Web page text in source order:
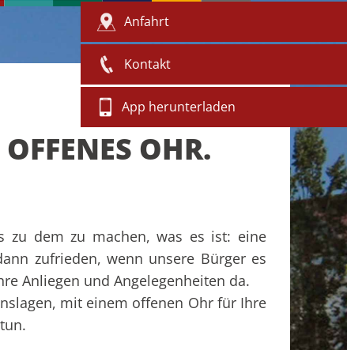
Anfahrt
Kontakt
App herunterladen
OHR.
zu dem zu machen, was es ist: eine
zufrieden, wenn unsere Bürger es
Anliegen und Angelegenheiten da.
mit einem offenen Ohr für Ihre